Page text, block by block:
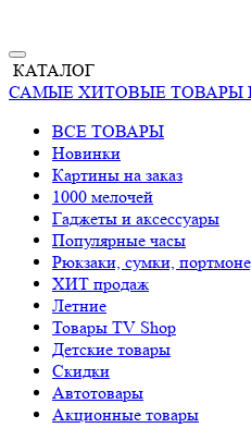
КАТАЛОГ
САМЫЕ ХИТОВЫЕ ТОВАРЫ
ВСЕ ТОВАРЫ
Новинки
Картины на заказ
1000 мелочей
Гаджеты и аксессуары
Популярные часы
Рюкзаки, сумки,
ХИТ продаж
Летние
Товары TV Shop
Детские товары
Cкидки
Автотовары
Акционные товары